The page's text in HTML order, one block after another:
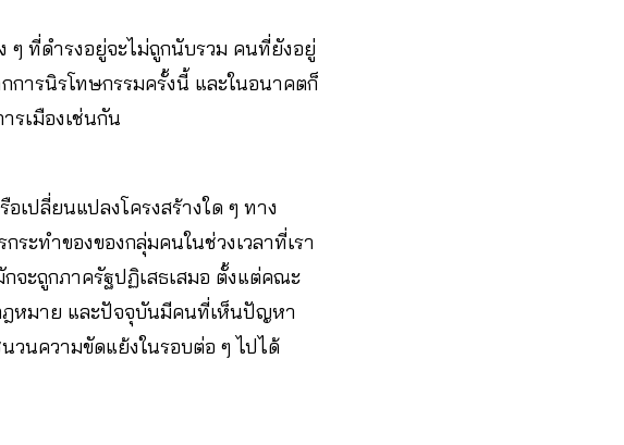
ๆ ที่ดำรงอยู่จะไม่ถูกนับรวม คนที่ยังอยู่
การนิรโทษกรรมครั้งนี้ และในอนาคตก็
รเมืองเช่นกัน
เปลี่ยนแปลงโครงสร้างใด ๆ ทาง
ะทำของของกลุ่มคนในช่วงเวลาที่เรา
จะถูกภาครัฐปฏิเสธเสมอ ตั้งแต่คณะ
ฎหมาย และปัจจุบันมีคนที่เห็นปัญหา
นความขัดแย้งในรอบต่อ ๆ ไปได้